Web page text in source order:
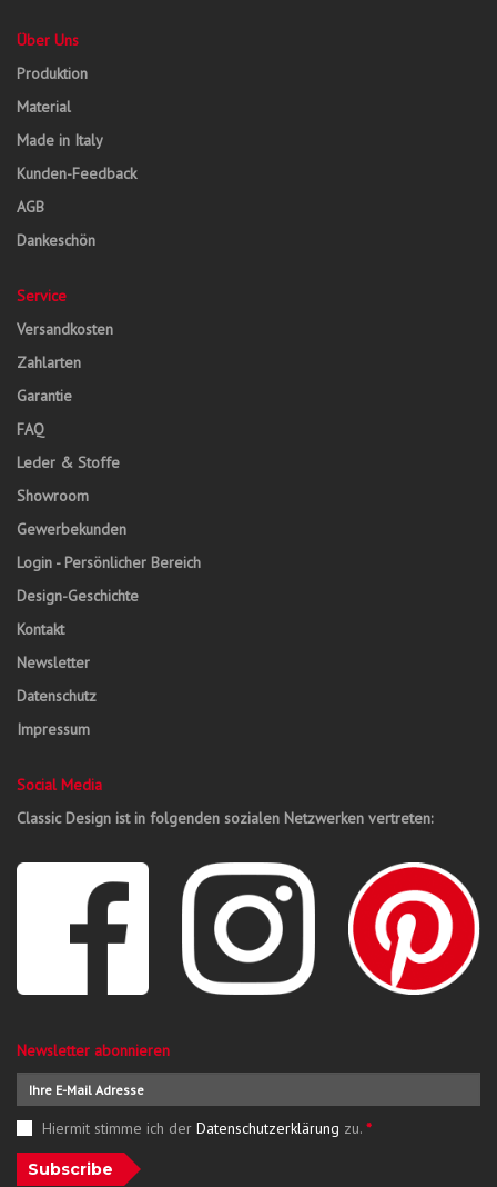
Über Uns
Produktion
Material
Made in Italy
Kunden-Feedback
AGB
Dankeschön
Service
Versandkosten
Zahlarten
Garantie
FAQ
Leder & Stoffe
Showroom
Gewerbekunden
Login - Persönlicher Bereich
Design-Geschichte
Kontakt
Newsletter
Datenschutz
Impressum
Social Media
Classic Design ist in folgenden sozialen Netzwerken vertreten:
Newsletter abonnieren
Hiermit stimme ich der Datenschutzerklärung zu. *
Subscribe